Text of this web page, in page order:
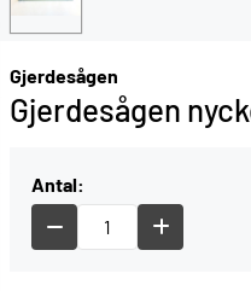
Gjerdesågen
Gjerdesågen
Antal: